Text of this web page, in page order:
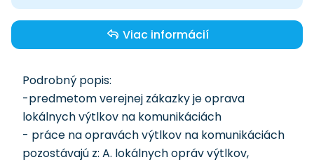
Viac informácií
Podrobný popis:
-predmetom verejnej zákazky je oprava
lokálnych výtlkov na komunikáciách
- práce na opravách výtlkov na komunikáciách
pozostávajú z: A. lokálnych opráv výtlkov,